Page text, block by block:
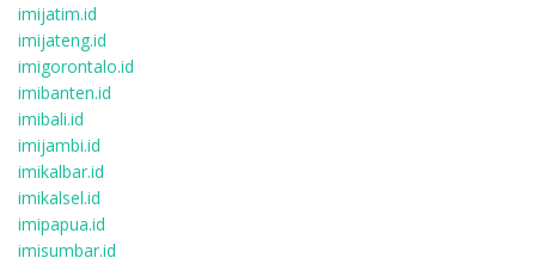
imijatim.id
imijateng.id
imigorontalo.id
imibanten.id
imibali.id
imijambi.id
imikalbar.id
imikalsel.id
imipapua.id
imisumbar.id